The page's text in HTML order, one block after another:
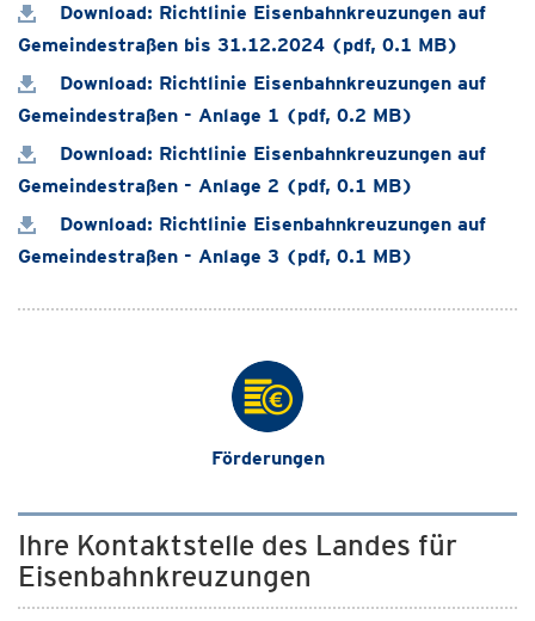
Download: Richtlinie Eisenbahnkreuzungen auf
Gemeindestraßen bis 31.12.2024 (pdf, 0.1 MB)
Download: Richtlinie Eisenbahnkreuzungen auf
Gemeindestraßen - Anlage 1 (pdf, 0.2 MB)
Download: Richtlinie Eisenbahnkreuzungen auf
Gemeindestraßen - Anlage 2 (pdf, 0.1 MB)
Download: Richtlinie Eisenbahnkreuzungen auf
Gemeindestraßen - Anlage 3 (pdf, 0.1 MB)
Förderungen
Ihre Kontaktstelle des Landes für
Eisenbahnkreuzungen